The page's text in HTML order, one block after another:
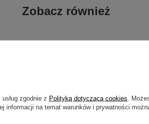
Zobacz również
zgodnie z Polityką dotyczącą cookies .
informacji na temat warunków i prywatności